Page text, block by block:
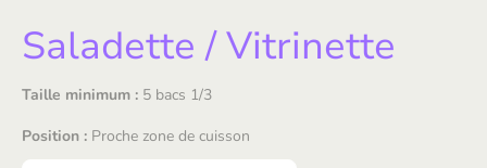
Saladette / Vitrinette
Taille minimum : 5 bacs 1/3
Position : Proche zone de cuisson